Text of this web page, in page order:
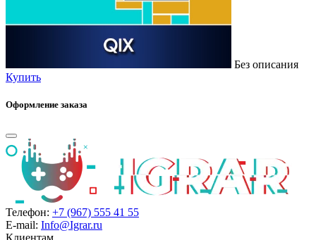
Без описания
Купить
Оформление заказа
Телефон: +7 (967) 555 41 55
E-mail: Info@Igrar.ru